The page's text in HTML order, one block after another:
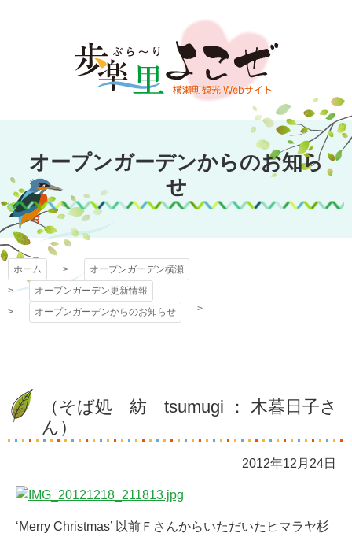
文
キ
プ
オープンガーデン
横瀬
オープンガーデンからのお知ら
せ
ホーム
オープンガーデン横瀬
オープンガーデン更新情報
オープンガーデンからのお知らせ
（そば処 紡 tsumugi ： 木暮日子さ
ん）
2012年12月24日
‘Merry Christmas’ 以前Ｆさんからいただいたヒマラヤ杉